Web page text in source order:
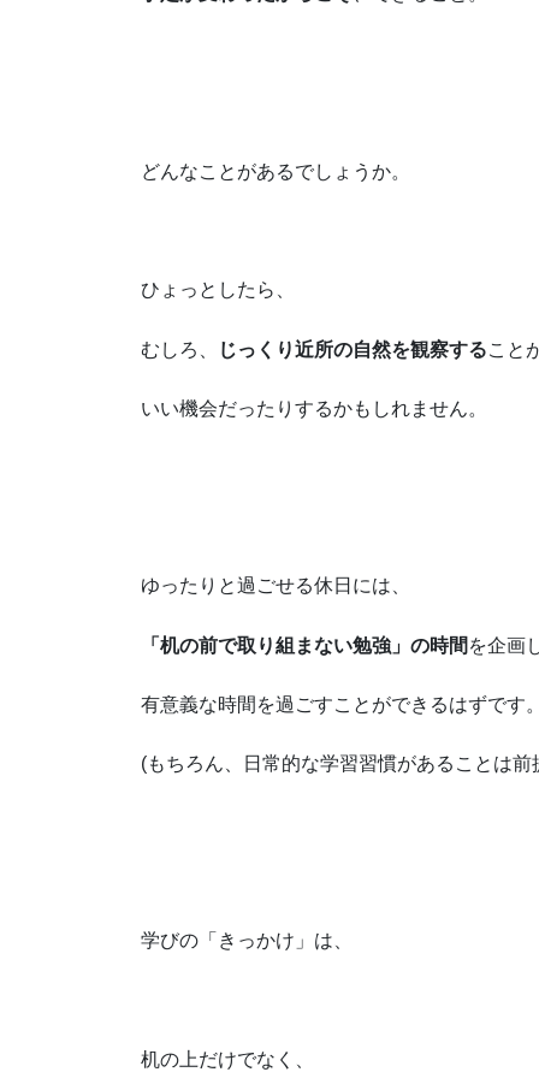
どんなことがあるでしょうか。
ひょっとしたら、
むしろ、 じっくり近所の自然を観察すること
いい機会だったりするかもしれません。
ゆったりと過ごせる休日には、
「机の前で取り組まない勉強」の時間 を企画
有意義な時間を過ごすことができるはずです。
(もちろん、日常的な学習習慣があることは前
学びの「きっかけ」は、
机の上だけでなく、